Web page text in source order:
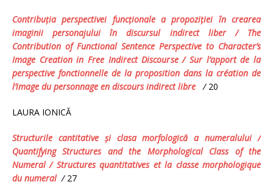
Contribuţia perspectivei funcţionale a propoziţiei în crearea
imaginii personajului în discursul indirect liber / The
Contribution of Functional Sentence Perspective to Character’s
Image Creation in Free Indirect Discourse / Sur l’apport de la
perspective fonctionnelle de la proposition dans la création de
l’image du personnage en discours indirect libre / 20
LAURA IONICĂ
Structurile cantitative şi clasa morfologică a numeralului/
Quantifying Structures and the Morphological Class of the
Numeral / Structures quantitatives et la classe morphologique
du numeral /27